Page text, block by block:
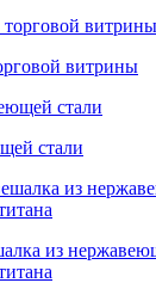
витрины
стали
из